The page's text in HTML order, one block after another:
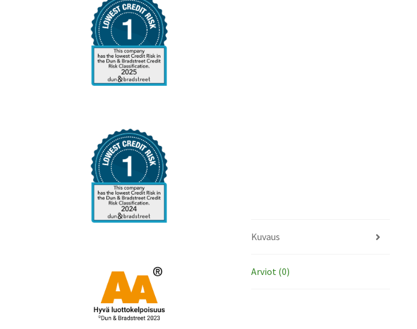
Kuvaus
Arviot (0)